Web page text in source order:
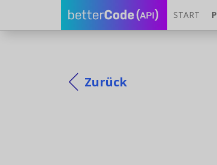
START
Zurück